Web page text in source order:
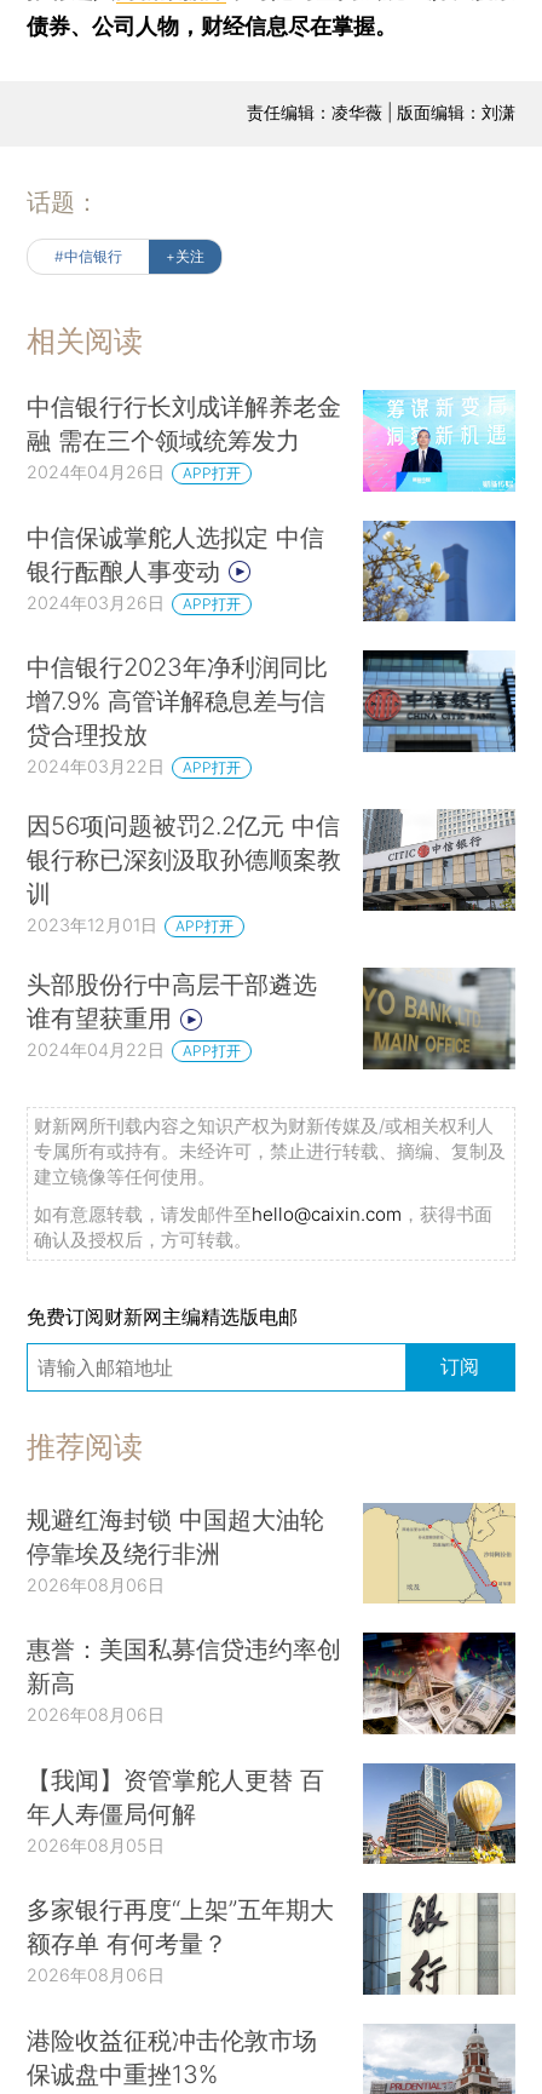
债券、公司人物，财经信息尽在掌握。
责任编辑：凌华薇 | 版面编辑：刘潇
话题：
#中信银行 +关注
相关阅读
中信银行行长刘成详解养老金
融 需在三个领域统筹发力
2024年04月26日 APP打开
中信保诚掌舵人选拟定 中信
银行酝酿人事变动
2024年03月26日 APP打开
中信银行2023年净利润同比
增7.9% 高管详解稳息差与信
贷合理投放
2024年03月22日 APP打开
因56项问题被罚2.2亿元 中信
银行称已深刻汲取孙德顺案教
训
2023年12月01日 APP打开
头部股份行中高层干部遴选
谁有望获重用
2024年04月22日 APP打开
财新网所刊载内容之知识产权为财新传媒及/或相关权利人
专属所有或持有。未经许可，禁止进行转载、摘编、复制及
建立镜像等任何使用。
如有意愿转载，请发邮件至hello@caixin.com ，获得书面
确认及授权后，方可转载。
免费订阅财新网主编精选版电邮
订阅
推荐阅读
规避红海封锁 中国超大油轮
停靠埃及绕行非洲
2026年08月06日
惠誉：美国私募信贷违约率创
新高
2026年08月06日
【我闻】资管掌舵人更替 百
年人寿僵局何解
2026年08月05日
多家银行再度“上架”五年期大
额存单 有何考量？
2026年08月06日
港险收益征税冲击伦敦市场
保诚盘中重挫13%